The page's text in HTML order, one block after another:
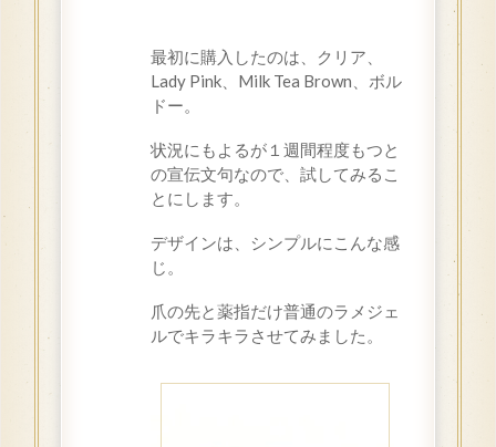
最初に購入したのは、クリア、
Lady Pink、Milk Tea Brown、ボル
ドー。
状況にもよるが１週間程度もつと
の宣伝文句なので、試してみるこ
とにします。
デザインは、シンプルにこんな感
じ。
爪の先と薬指だけ普通のラメジェ
ルでキラキラさせてみました。